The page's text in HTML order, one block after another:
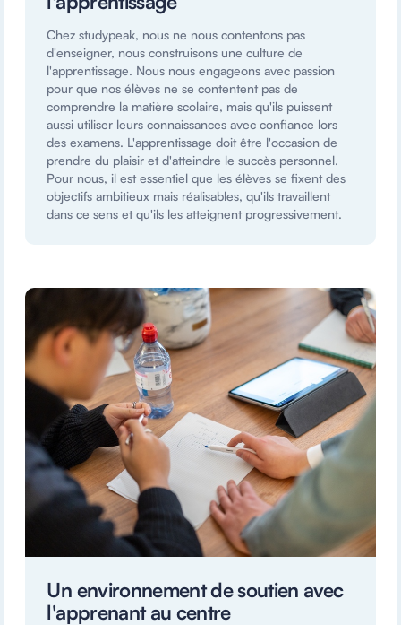
Chez studypeak, nous ne nous contentons pas
d'enseigner, nous construisons une culture de
l'apprentissage. Nous nous engageons avec passion
pour que nos élèves ne se contentent pas de
comprendre la matière scolaire, mais qu'ils puissent
aussi utiliser leurs connaissances avec confiance lors
des examens. L'apprentissage doit être l'occasion de
prendre du plaisir et d'atteindre le succès personnel.
Pour nous, il est essentiel que les élèves se fixent des
objectifs ambitieux mais réalisables, qu'ils travaillent
dans ce sens et qu'ils les atteignent progressivement.
Un environnement de soutien avec
l'apprenant au centre